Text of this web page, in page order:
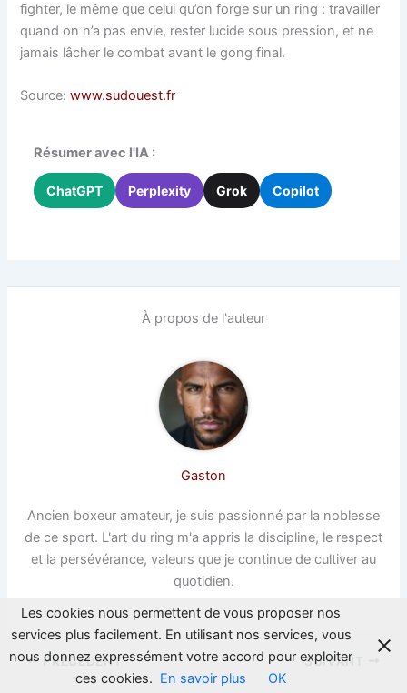
fighter, le même que celui qu’on forge sur un ring : travailler
quand on n’a pas envie, rester lucide sous pression, et ne
jamais lâcher le combat avant le gong final.
Source:www.sudouest.fr
Résumer avec l'IA :
ChatGPT Perplexity Grok Copilot
À propos de l'auteur
Gaston
Ancien boxeur amateur, je suis passionné par la noblesse
de ce sport. L'art du ring m'a appris la discipline, le respect
et la persévérance, valeurs que je continue de cultiver au
quotidien.
PRÉCÉDENT SUIVANT
Les cookies nous permettent de vous proposer nos
services plus facilement. En utilisant nos services, vous
nous donnez expressément votre accord pour exploiter
ces cookies. En savoir plus OK